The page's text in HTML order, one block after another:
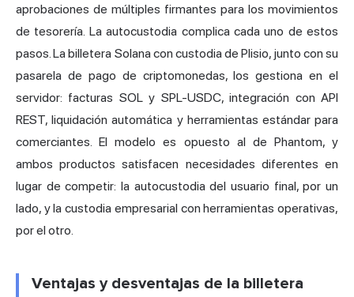
aprobaciones de múltiples firmantes para los movimientos
de tesorería. La autocustodia complica cada uno de estos
pasos. La billetera Solana con custodia de Plisio, junto con su
pasarela de pago de criptomonedas, los gestiona en el
servidor: facturas SOL y SPL-USDC, integración con API
REST, liquidación automática y herramientas estándar para
comerciantes. El modelo es opuesto al de Phantom, y
ambos productos satisfacen necesidades diferentes en
lugar de competir: la autocustodia del usuario final, por un
lado, y la custodia empresarial con herramientas operativas,
por el otro.
Ventajas y desventajas de la billetera